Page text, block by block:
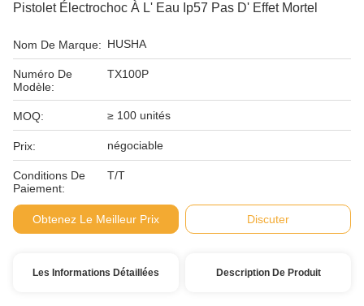
Pistolet Électrochoc À L' Eau Ip57 Pas D' Effet Mortel
Nom De Marque: HUSHA
Numéro De
Modèle:
TX100P
MOQ: ≥ 100 unités
Prix: négociable
Conditions De
Paiement:
T/T
Obtenez Le Meilleur Prix Discuter
Les Informations Détaillées Description De Produit